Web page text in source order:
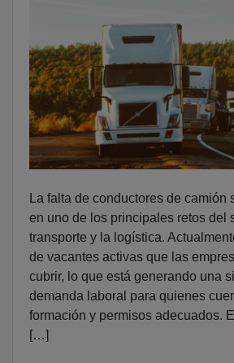
La falta de conductores de camión
en uno de los principales retos del
transporte y la logística.
de vacantes activas que las
cubrir, lo que está generando una
demanda laboral para quienes
formación y permisos adecuados.
[…]